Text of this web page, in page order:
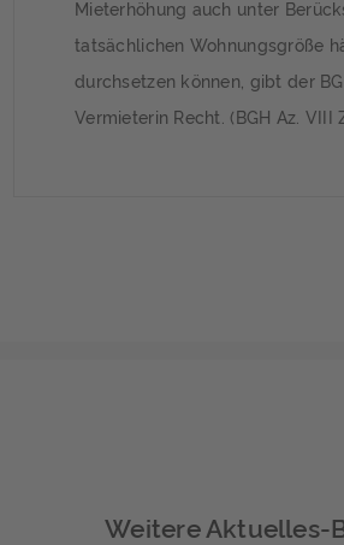
Mieterhöhung auch unter
tatsächlichen Wohnungsgröße
durchsetzen können, gibt der
Vermieterin Recht. (BGH Az. VIII
Weitere Aktuelles-